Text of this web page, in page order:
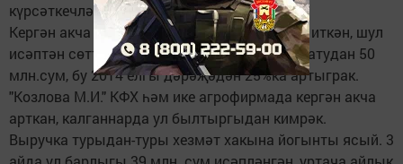
күрсәткечләренә анализ ясады.
Кергән акча (выручка) 190 млн. сум тәшкил иткән, шул
исәптән сөттән - 110, иттән 40 һәм ашлык сатудан 50
млн.сум, бу 2014 елгы дәрәҗәдән 25%ка артыграк.
"Козлова М.И." КФХ һәм ике агрофирмада кергән акча
арткан, калганнарда ул былтыргыдан кимрәк.
Выручка турыдан-туры хезмәт хакына йогынты ясый. 3